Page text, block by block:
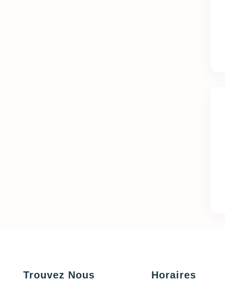
Trouvez Nous Horaires